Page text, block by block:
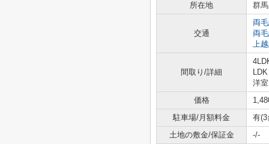
所在地 群
交通
両
両
上
間取り/詳細
洋
価格
駐車場/月額料金
有(3
土地の敷金/保証金
-/-